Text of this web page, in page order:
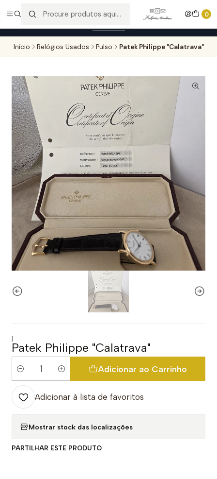
0
Entregas gratuitas para compras superiores a 100,00€ - Todas as
encomendas serão sujeitas a confirmação de stock.
Início Relógios Usados Pulso Patek Philippe "Calatrava"
|
Patek Philippe "Calatrava"
Quantidade
Adicionar ao Carrinho
Adicionar à lista de favoritos
Mostrar stock das localizações
PARTILHAR ESTE PRODUTO